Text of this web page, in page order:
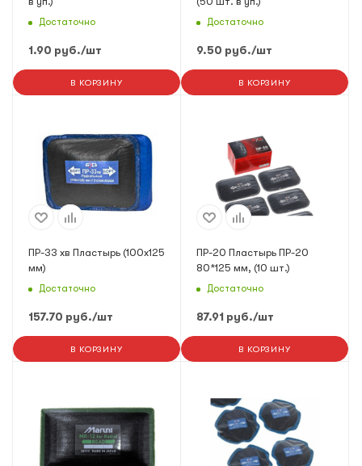
Достаточно
1.90 руб./шт
В КОРЗИНУ
Достаточно
9.50 руб./шт
В КОРЗИНУ
ПР-33 хв Пластырь (100х125
мм)
Достаточно
157.70 руб./шт
В КОРЗИНУ
ПР-20 Пластырь ПР-20
80*125 мм, (10 шт.)
Достаточно
87.91 руб./шт
В КОРЗИНУ